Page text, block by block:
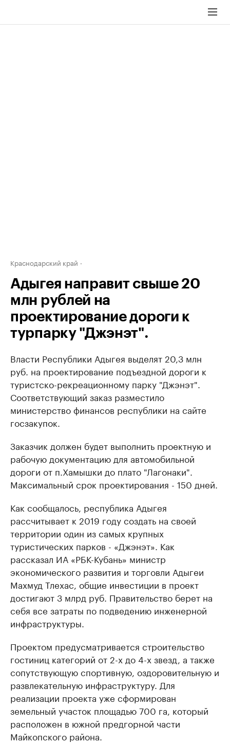
Краснодарский край
Адыгея направит свыше 20
млн рублей на
проектирование дороги к
турпарку "Джэнэт".
Власти Республики Адыгея выделят 20,3 млн
руб. на проектирование подъездной дороги к
туристско-рекреационному парку "Джэнэт".
Соответствующий заказ разместило
министерство финансов республики на сайте
госзакупок.
Заказчик должен будет выполнить проектную и
рабочую документацию для автомобильной
дороги от п.Хамышки до плато "Лагонаки".
Максимальный срок проектирования - 150 дней.
Как сообщалось, республика Адыгея
рассчитывает к 2019 году создать на своей
территории один из самых крупных
туристических парков - «Джэнэт». Как
рассказал ИА «РБК-Кубань» министр
экономического развития и торговли Адыгеи
Махмуд Тлехас, общие инвестиции в проект
достигают 3 млрд руб. Правительство берет на
себя все затраты по подведению инженерной
инфраструктуры.
Проектом предусматривается строительство
гостиниц категорий от 2-х до 4-х звезд, а также
сопутствующую спортивную, оздоровительную и
развлекательную инфраструктуру. Для
реализации проекта уже сформирован
земельный участок площадью 700 га, который
расположен в южной предгорной части
Майкопского района.